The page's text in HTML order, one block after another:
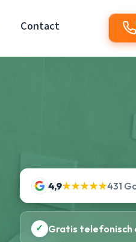
Contact
4,9★★★★★431
✓ Gratis telefonisch